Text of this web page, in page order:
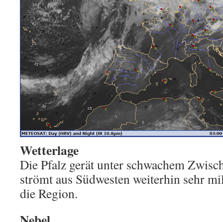
Wetterlage
Die Pfalz gerät unter schwachem
strömt aus Südwesten weiterhin sehr
die Region.